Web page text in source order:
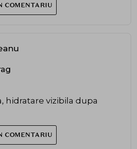
COMENTARIU
hidratare vizibila dupa
COMENTARIU